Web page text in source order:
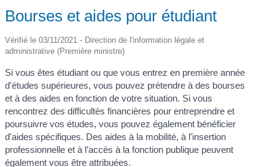
Bourses et aides pour étudiant
Vérifié le 03/11/2021 - Direction de l'information légale et
administrative (Première ministre)
Si vous êtes étudiant ou que vous entrez en première année
d'études supérieures, vous pouvez prétendre à des bourses
et à des aides en fonction de votre situation. Si vous
rencontrez des difficultés financières pour entreprendre et
poursuivre vos études, vous pouvez également bénéficier
d'aides spécifiques. Des aides à la mobilité, à l'insertion
professionnelle et à l’accès à la fonction publique peuvent
également vous être attribuées.